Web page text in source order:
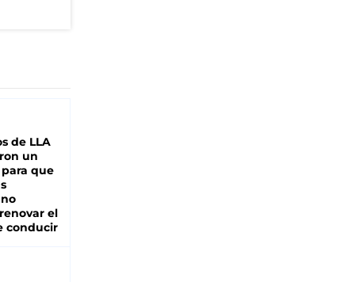
de LLA
un
que
el
conducir